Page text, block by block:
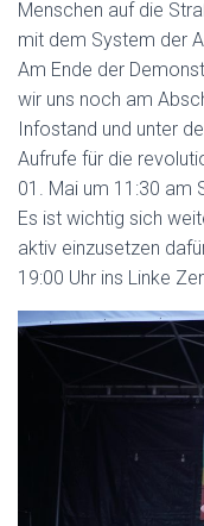
Menschen auf die
mit dem System der
Am Ende der
wir uns noch am
Infostand und unter
Aufrufe für die
01. Mai um 11:30 am
Es ist wichtig sich
aktiv einzusetzen
19:00 Uhr ins Linke